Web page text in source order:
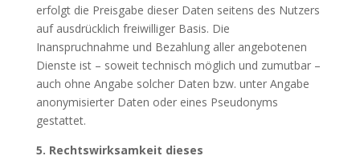
erfolgt die Preisgabe dieser Daten seitens des Nutzers
auf ausdrücklich freiwilliger Basis. Die
Inanspruchnahme und Bezahlung aller angebotenen
Dienste ist – soweit technisch möglich und zumutbar –
auch ohne Angabe solcher Daten bzw. unter Angabe
anonymisierter Daten oder eines Pseudonyms
gestattet.
5. Rechtswirksamkeit dieses